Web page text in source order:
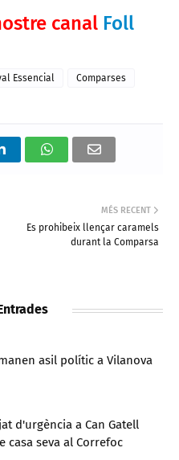
canal Foll
Essencial
Comparses
MÉS RECENT
Es prohibeix llençar caramels
durant la Comparsa
asil polític a Vilanova
d'urgència a Can Gatell
casa seva al Correfoc